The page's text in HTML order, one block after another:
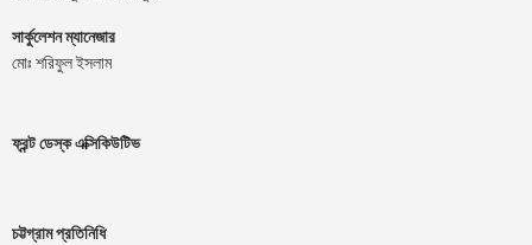
সার্কুলেশন ম্যানেজার
মোঃ শরিফুল ইসলাম
ফ্রন্ট ডেস্ক এক্সিকিউটিভ
চট্টগ্রাম প্রতিনিধি